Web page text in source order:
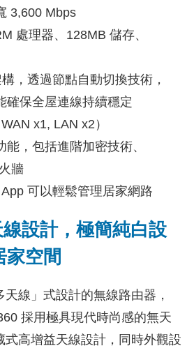
3,600 Mbps
處理器、128MB 儲存、
，透過節點自動切換技術，
確保全屋連線持續穩定
x1, LAN x2）
，包括進階加密技術、
牆
可以輕鬆管理居家網路
設計，極簡純白設
家空間
線」式設計的無線路由器，
採用極具現代時尚感的無天
式高增益天線設計，同時外觀設